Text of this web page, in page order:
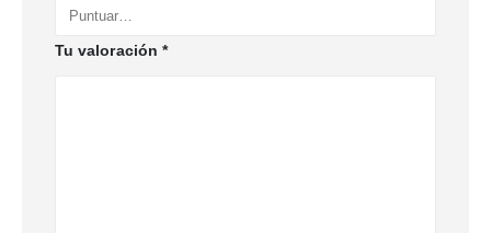
Tu valoración *